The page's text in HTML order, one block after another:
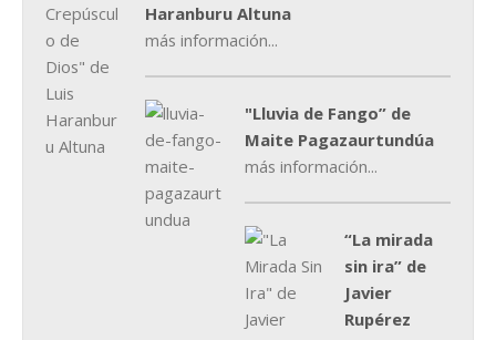
Haranburu Altuna
más información...
"Lluvia de Fango” de
Maite Pagazaurtundúa
más información...
“La mirada
sin ira” de
Javier
Rupérez